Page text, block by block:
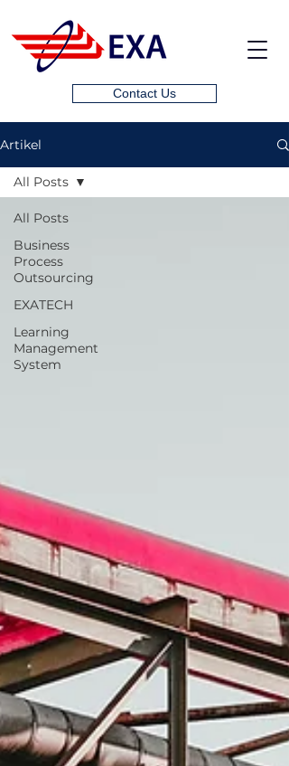
Contact Us
Artikel
All Posts
Business
Process
Outsourcing
EXATECH
Learning
Management
System
All Posts